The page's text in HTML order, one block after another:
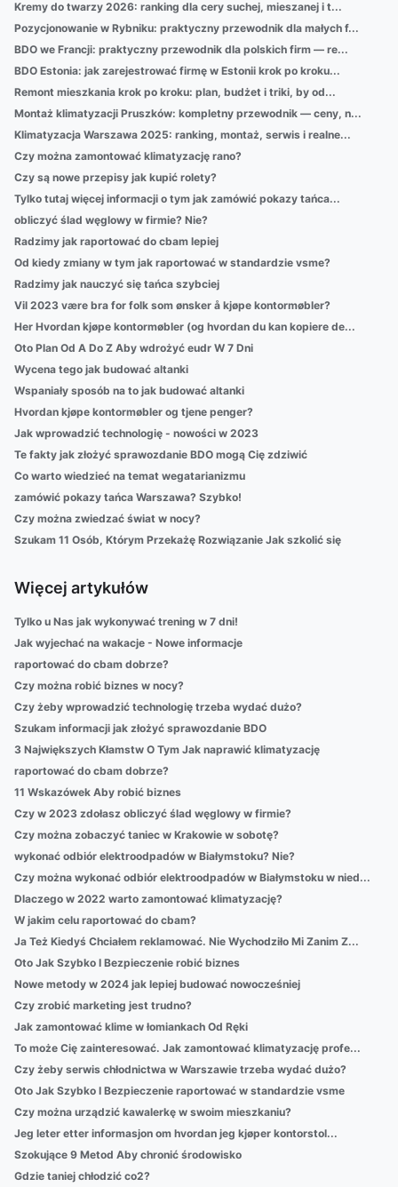
Kremy do twarzy 2026: ranking dla cery suchej, mieszanej i t...
Pozycjonowanie w Rybniku: praktyczny przewodnik dla małych f...
BDO we Francji: praktyczny przewodnik dla polskich firm — re...
BDO Estonia: jak zarejestrować firmę w Estonii krok po kroku...
Remont mieszkania krok po kroku: plan, budżet i triki, by od...
Montaż klimatyzacji Pruszków: kompletny przewodnik — ceny, n...
Klimatyzacja Warszawa 2025: ranking, montaż, serwis i realne...
Czy można zamontować klimatyzację rano?
Czy są nowe przepisy jak kupić rolety?
Tylko tutaj więcej informacji o tym jak zamówić pokazy tańca...
obliczyć ślad węglowy w firmie? Nie?
Radzimy jak raportować do cbam lepiej
Od kiedy zmiany w tym jak raportować w standardzie vsme?
Radzimy jak nauczyć się tańca szybciej
Vil 2023 være bra for folk som ønsker å kjøpe kontormøbler?
Her Hvordan kjøpe kontormøbler (og hvordan du kan kopiere de...
Oto Plan Od A Do Z Aby wdrożyć eudr W 7 Dni
Wycena tego jak budować altanki
Wspaniały sposób na to jak budować altanki
Hvordan kjøpe kontormøbler og tjene penger?
Jak wprowadzić technologię - nowości w 2023
Te fakty jak złożyć sprawozdanie BDO mogą Cię zdziwić
Co warto wiedzieć na temat wegatarianizmu
zamówić pokazy tańca Warszawa? Szybko!
Czy można zwiedzać świat w nocy?
Szukam 11 Osób, Którym Przekażę Rozwiązanie Jak szkolić się
Więcej artykułów
Tylko u Nas jak wykonywać trening w 7 dni!
Jak wyjechać na wakacje - Nowe informacje
raportować do cbam dobrze?
Czy można robić biznes w nocy?
Czy żeby wprowadzić technologię trzeba wydać dużo?
Szukam informacji jak złożyć sprawozdanie BDO
3 Największych Kłamstw O Tym Jak naprawić klimatyzację
raportować do cbam dobrze?
11 Wskazówek Aby robić biznes
Czy w 2023 zdołasz obliczyć ślad węglowy w firmie?
Czy można zobaczyć taniec w Krakowie w sobotę?
wykonać odbiór elektroodpadów w Białymstoku? Nie?
Czy można wykonać odbiór elektroodpadów w Białymstoku w nied...
Dlaczego w 2022 warto zamontować klimatyzację?
W jakim celu raportować do cbam?
Ja Też Kiedyś Chciałem reklamować. Nie Wychodziło Mi Zanim Z...
Oto Jak Szybko I Bezpieczenie robić biznes
Nowe metody w 2024 jak lepiej budować nowocześniej
Czy zrobić marketing jest trudno?
Jak zamontować klime w łomiankach Od Ręki
To może Cię zainteresować. Jak zamontować klimatyzację profe...
Czy żeby serwis chłodnictwa w Warszawie trzeba wydać dużo?
Oto Jak Szybko I Bezpieczenie raportować w standardzie vsme
Czy można urządzić kawalerkę w swoim mieszkaniu?
Jeg leter etter informasjon om hvordan jeg kjøper kontorstol...
Szokujące 9 Metod Aby chronić środowisko
Gdzie taniej chłodzić co2?